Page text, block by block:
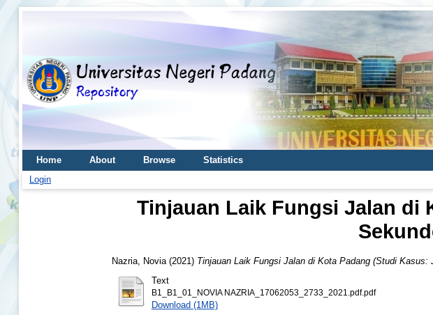
Home About Browse
Statistics
Login
Tinjauan Laik Fungsi Jalan di
Nazria, Novia (2021) Tinjauan Laik Fungsi Jalan di Kota Padang (Studi Kasus:
Text
B1_B1_01_NOVIA NAZRIA_17062053_2733_2021.pdf.pdf
Download (1MB)